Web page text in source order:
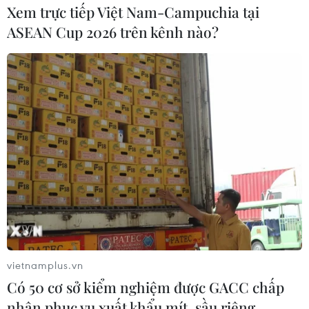
Bà Rịa-Vũng Tàu: Giá lợn hơi xuống thấp,
người nuôi “treo chuồng”
12/05/2023 04:11
Sau một thời gian dài giá lợn hơi xuống thấp nhưng giá
thức ăn chăn nuôi vẫn cao, khiến nhiều hộ nuôi, trang
trại nhỏ ở tỉnh Bà Rịa-Vũng Tàu không thể cầm cự, phải
bán tháo, nghỉ nuôi, "treo chuồng."
Xem trực tiếp Việt Nam-Campuchia tại
ASEAN Cup 2026 trên kênh nào?
vietnamplus.vn
Có 50 cơ sở kiểm nghiệm được GACC chấp